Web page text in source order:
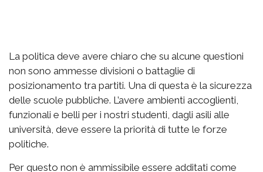
La politica deve avere chiaro che su alcune questioni
non sono ammesse divisioni o battaglie di
posizionamento tra partiti. Una di questa è la sicurezza
delle scuole pubbliche. L’avere ambienti accoglienti,
funzionali e belli per i nostri studenti, dagli asili alle
università, deve essere la priorità di tutte le forze
politiche.
Per questo non è ammissibile essere additati come